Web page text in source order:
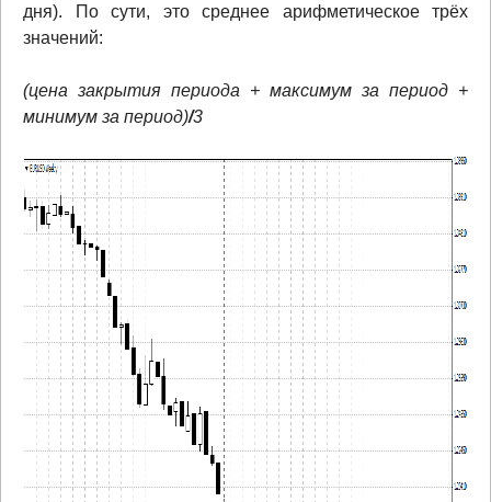
дня). По сути, это среднее арифметическое трёх
значений:
(цена закрытия периода + максимум за период +
минимум за период)/3